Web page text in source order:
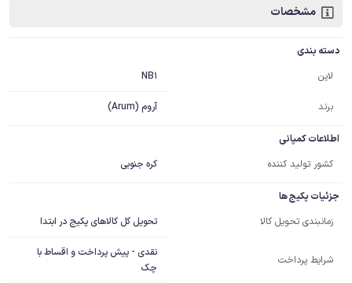
مشخصات
دسته بندی
لاین
NB1
برند آروم (Arum)
اطلاعات کمپانی
کشور تولید کننده
کره جنوبی
جزئیات پکیج ها
زمانبندی تحویل کالا
تحویل کل کالاهای پکیج در ابتدا
شرایط پرداخت
نقدی - پیش پرداخت و اقساط با
چک